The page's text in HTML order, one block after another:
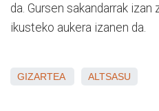
da. Gursen sakandarrak
ikusteko aukera izanen da.
GIZARTEA ALTSASU